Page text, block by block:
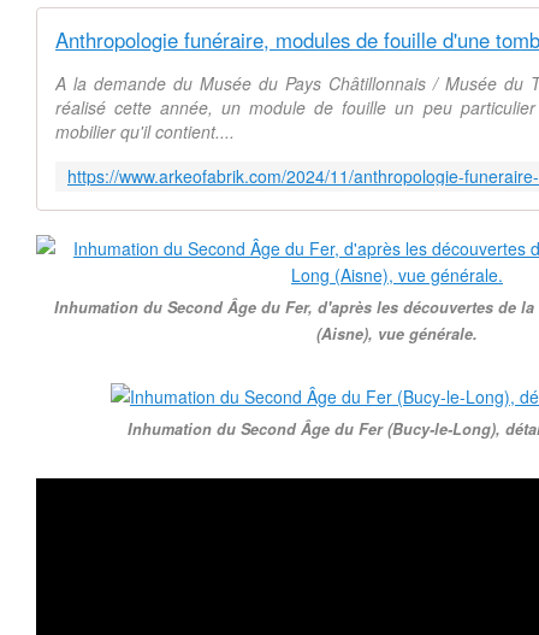
A la demande du Musée du Pays Châtillonnais / Musée du
réalisé cette année, un module de fouille un peu
mobilier qu'il contient....
Inhumation du Second Âge du Fer, d'après les découvertes de
(Aisne), vue générale.
Inhumation du Second Âge du Fer (Bucy-le-Long),